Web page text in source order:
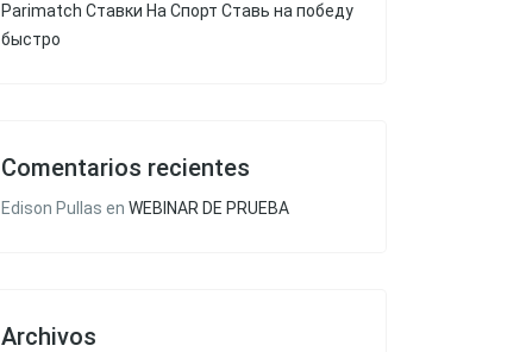
Parimatch Ставки На Спорт Ставь на победу
быстро
Comentarios recientes
Edison Pullas en WEBINAR DE PRUEBA
Archivos